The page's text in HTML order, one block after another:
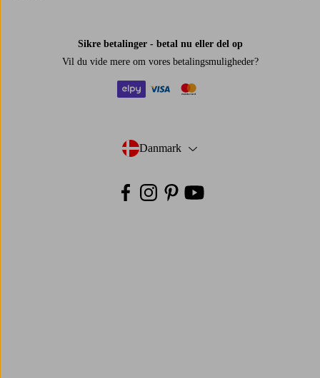
Sikre betalinger - betal nu eller del op
Vil du vide mere om vores betalingsmuligheder?
Danmark
- Vælg land